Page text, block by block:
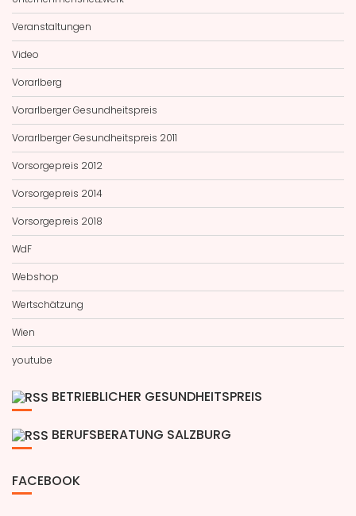
Veranstaltungen
Video
Vorarlberg
Vorarlberger Gesundheitspreis
Vorarlberger Gesundheitspreis 2011
Vorsorgepreis 2012
Vorsorgepreis 2014
Vorsorgepreis 2018
WdF
Webshop
Wertschätzung
Wien
youtube
BETRIEBLICHER GESUNDHEITSPREIS
BERUFSBERATUNG SALZBURG
FACEBOOK